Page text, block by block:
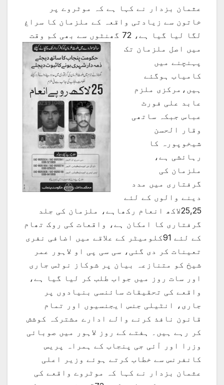
عثمان بزدار نے کہا ہے کہ موٹروے پر
خاتون سے زیادتی واقعہ کے ملزمان کا سراغ
لگا لیا گیا ہے، 72 گھنٹوں سے بھی
کم وقت
میں اصل ملزمان تک
پہنچنے میں
کامیاب ہوگئے
ہیں،مرکزی ملزم
عابد علی فورٹ
عباس جبکہ ساتھی
وقار الحسن
شیخوپورہ کا
رہائشی ہے،
ملزمان کی
گرفتاری میں مدد
دینے والوں کے لئے
25,25لاکھ انعام رکھاہے، ملزمان کی جلد
گرفتاری کا امکان ہے، واقعات کی روک تھام
کے لئے 91کلومیٹر کے علاقے میں اضافی نفری
تعینات کر دی گئی، سی سی پی او لاہور عمر
شیخ کو متنازعہ بیان پر شوکاز نوٹس جاری
اور سات روز میں جواب طلب کر لیا گیا ہے،
واقعے کی تحقیقات سائنسی بنیادوں پر
جاری، انٹیلی جنس ایجنسیوں اور تمام
قانون نافذ کرنے والے ادارے مشترکہ کوشش
کر رہے ہیں۔ ہفتے کے روز لاہور میں صوبائی
وزرا اور آئی جی پنجاب کے ہمراہ پریس
کانفرنس سے خطاب کرتے ہوئے وزیر اعلی
عثمان بزدار نے کہا کہ موٹروے واقعے کی